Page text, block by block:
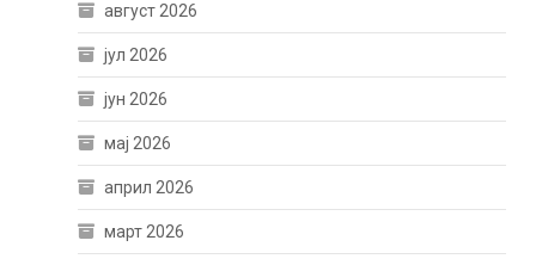
август 2026
јул 2026
јун 2026
мај 2026
април 2026
март 2026